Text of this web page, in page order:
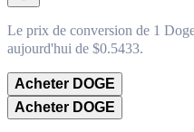
Le prix de conversion de 1
aujourd'hui de $0.5433.
Acheter DOGE
Acheter DOGE